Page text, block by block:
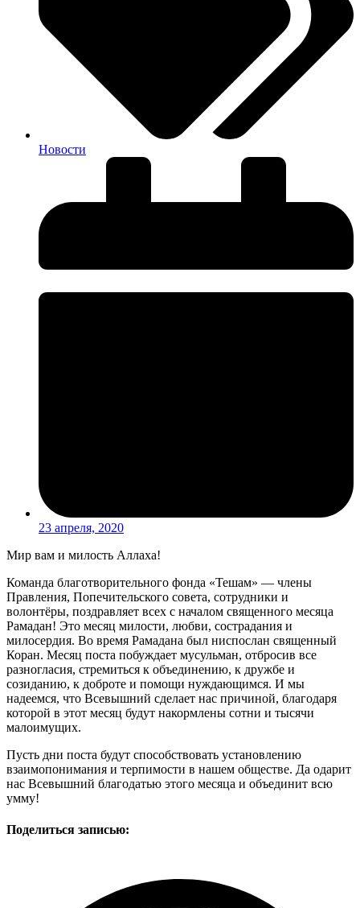
Новости
23 апреля, 2020
Мир вам и милость Аллаха!
Команда благотворительного фонда «Тешам» — члены
Правления, Попечительского совета, сотрудники и
волонтёры, поздравляет всех с началом священного месяца
Рамадан! Это месяц милости, любви, сострадания и
милосердия. Во время Рамадана был ниспослан священный
Коран. Месяц поста побуждает мусульман, отбросив все
разногласия, стремиться к объединению, к дружбе и
созиданию, к доброте и помощи нуждающимся. И мы
надеемся, что Всевышний сделает нас причиной, благодаря
которой в этот месяц будут накормлены сотни и тысячи
малоимущих.
Пусть дни поста будут способствовать установлению
взаимопонимания и терпимости в нашем обществе. Да одарит
нас Всевышний благодатью этого месяца и объединит всю
умму!
Поделиться записью: